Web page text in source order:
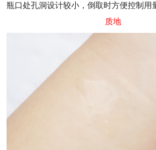
瓶口处孔洞设计较小，倒取时方便控制用
质地